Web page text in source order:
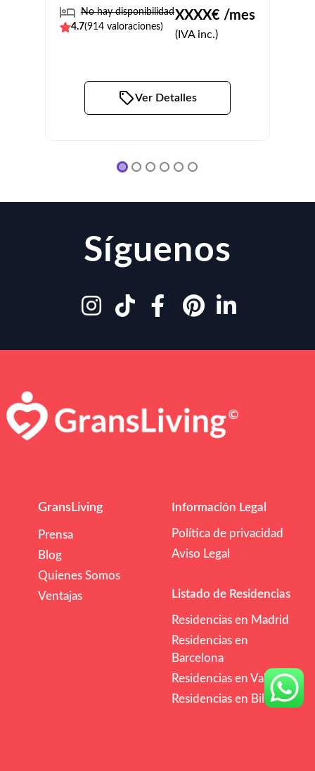
No hay disponibilidad
4.7(914 valoraciones)
XXXX€ /mes
(IVA inc.)
Ver Detalles
Síguenos
GransLiving
Prensa
Blog
Quienes Somos
Ventajas
Información Legal
Política de privacidad
Aviso Legal
Listado de Residencias
Residencias en Madrid
Residencias en
Barcelona
Residencias en Valencia
Residencias en Bilbao